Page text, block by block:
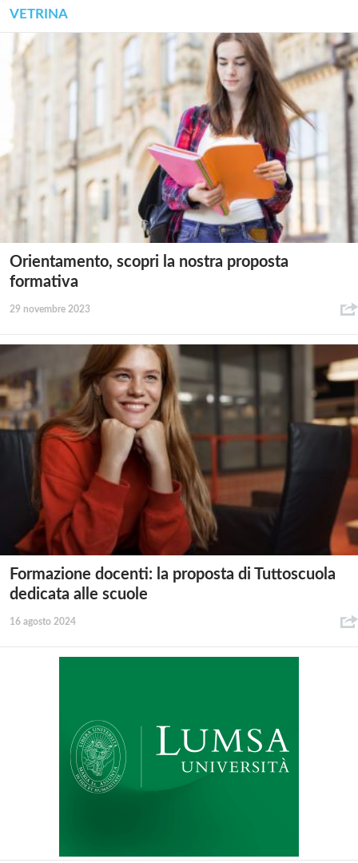
VETRINA
Orientamento, scopri la nostra proposta
formativa
29 novembre 2023
Formazione docenti: la proposta di Tuttoscuola
dedicata alle scuole
16 agosto 2024